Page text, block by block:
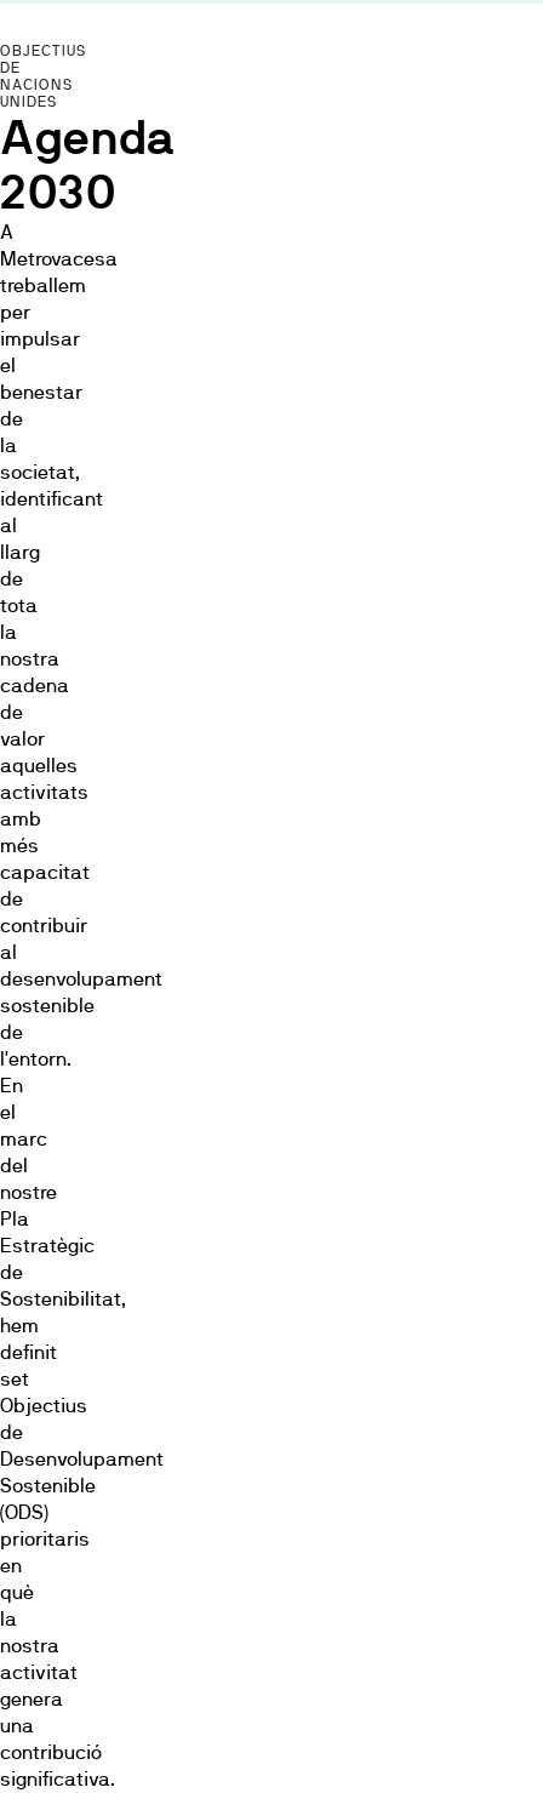
OBJECTIUS
DE
NACIONS
UNIDES
Agenda
2030
A
Metrovacesa
treballem
per
impulsar
el
benestar
de
la
societat,
identificant
al
llarg
de
tota
la
nostra
cadena
de
valor
aquelles
activitats
amb
més
capacitat
de
contribuir
al
desenvolupament
sostenible
de
l'entorn.
En
el
marc
del
nostre
Pla
Estratègic
de
Sostenibilitat,
hem
definit
set
Objectius
de
Desenvolupament
Sostenible
(ODS)
prioritaris
en
què
la
nostra
activitat
genera
una
contribució
significativa.